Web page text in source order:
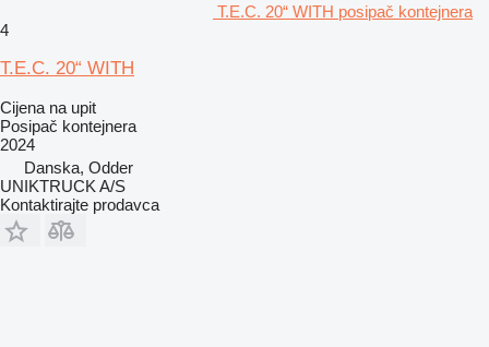
T.E.C. 20“ WITH posipač kontejnera
4
T.E.C. 20“ WITH
Cijena na upit
Posipač kontejnera
2024
Danska, Odder
UNIKTRUCK A/S
Kontaktirajte prodavca